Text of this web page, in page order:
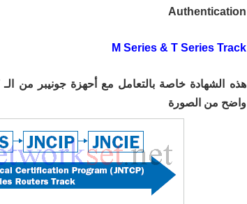
Authentication
M Series & T Series Track
واضح من الصورة